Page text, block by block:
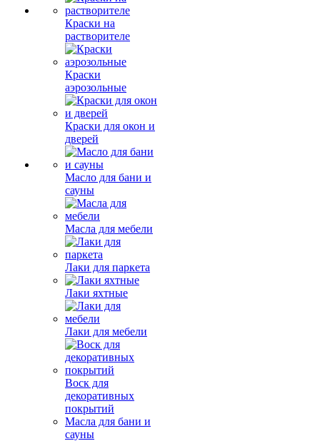
Краски на
растворителе
Краски
аэрозольные
Краски для окон и
дверей
Масло для бани и
сауны
Масла для мебели
Лаки для паркета
Лаки яхтные
Лаки для мебели
Воск для
декоративных
покрытий
Масла для бани и
сауны